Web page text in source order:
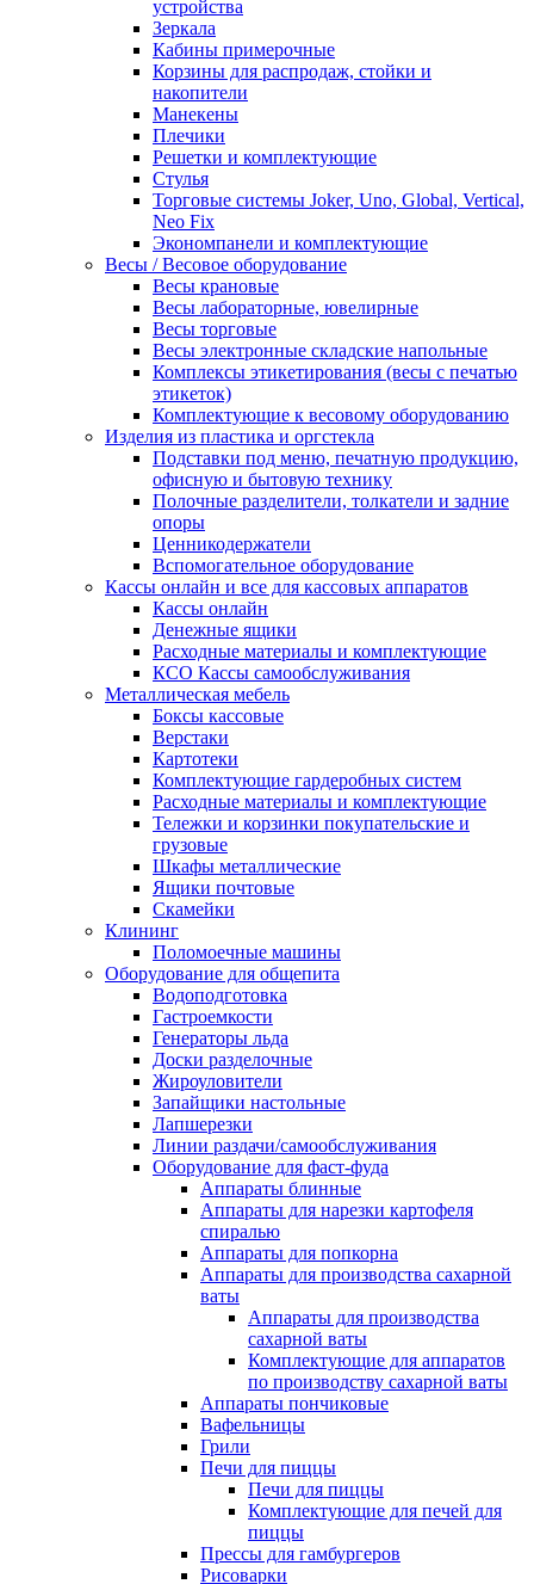
устройства
Зеркала
Кабины примерочные
Корзины для распродаж, стойки и
накопители
Манекены
Плечики
Решетки и комплектующие
Стулья
Торговые системы Joker, Uno, Global, Vertical,
Neo Fix
Экономпанели и комплектующие
Весы / Весовое оборудование
Весы крановые
Весы лабораторные, ювелирные
Весы торговые
Весы электронные складские напольные
Комплексы этикетирования (весы с печатью
этикеток)
Комплектующие к весовому оборудованию
Изделия из пластика и оргстекла
Подставки под меню, печатную продукцию,
офисную и бытовую технику
Полочные разделители, толкатели и задние
опоры
Ценникодержатели
Вспомогательное оборудование
Кассы онлайн и все для кассовых аппаратов
Кассы онлайн
Денежные ящики
Расходные материалы и комплектующие
КСО Кассы самообслуживания
Металлическая мебель
Боксы кассовые
Верстаки
Картотеки
Комплектующие гардеробных систем
Расходные материалы и комплектующие
Тележки и корзинки покупательские и
грузовые
Шкафы металлические
Ящики почтовые
Скамейки
Клининг
Поломоечные машины
Оборудование для общепита
Водоподготовка
Гастроемкости
Генераторы льда
Доски разделочные
Жироуловители
Запайщики настольные
Лапшерезки
Линии раздачи/самообслуживания
Оборудование для фаст-фуда
Аппараты блинные
Аппараты для нарезки картофеля
спиралью
Аппараты для попкорна
Аппараты для производства сахарной
ваты
Аппараты для производства
сахарной ваты
Комплектующие для аппаратов
по производству сахарной ваты
Аппараты пончиковые
Вафельницы
Грили
Печи для пиццы
Печи для пиццы
Комплектующие для печей для
пиццы
Прессы для гамбургеров
Рисоварки